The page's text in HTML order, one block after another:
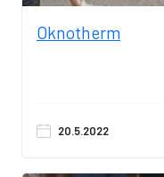
Oknotherm
20.5.2022